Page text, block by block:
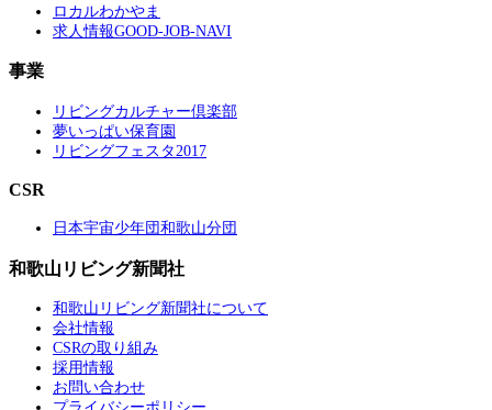
ロカルわかやま
求人情報GOOD-JOB-NAVI
事業
リビングカルチャー倶楽部
夢いっぱい保育園
リビングフェスタ2017
CSR
日本宇宙少年団和歌山分団
和歌山リビング新聞社
和歌山リビング新聞社について
会社情報
CSRの取り組み
採用情報
お問い合わせ